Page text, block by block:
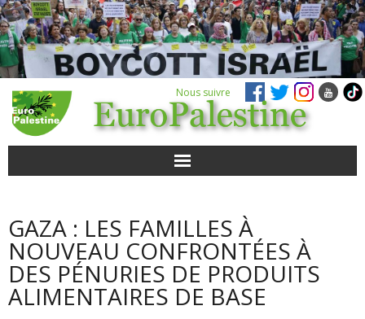
Nous suivre
POUR AGIR
AGENDA
GAZA : LES FAMILLES À
NOUVEAU CONFRONTÉES À
DES PÉNURIES DE PRODUITS
ALIMENTAIRES DE BASE